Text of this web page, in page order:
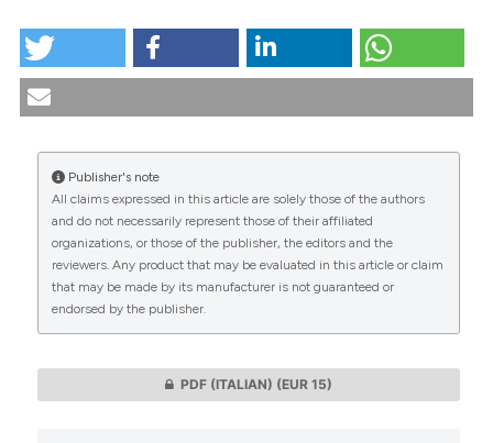
CITATIONS
0 0
Oltre il visibile Le nanotecnologie e la nanomedicina:
More Citation Formats
Publisher's note
All claims expressed in this article are solely those of the authors
and do not necessarily represent those of their affiliated
organizations, or those of the publisher, the editors and the
reviewers. Any product that may be evaluated in this article or claim
that may be made by its manufacturer is not guaranteed or
endorsed by the publisher.
PDF (ITALIAN) (EUR 15)